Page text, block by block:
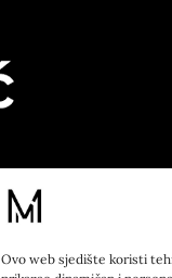
Ovo web sjedište koristi